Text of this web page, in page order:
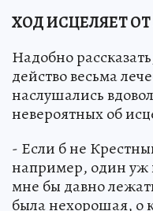
ХОД ИСЦЕЛЯЕТ
Надобно
действо весьма
наслушались
невероятных об
- Если б не
например, один уж
мне бы давно
была нехорошая, о